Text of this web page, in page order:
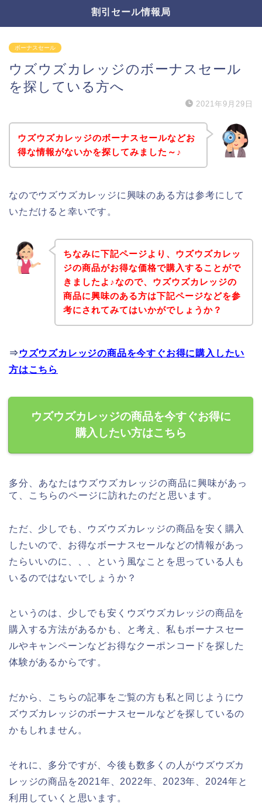
割引セール情報局
ボーナスセール
ウズウズカレッジのボーナスセール
を探している方へ
2021年9月29日
ウズウズカレッジのボーナスセールなどお
得な情報がないかを探してみました～♪
なのでウズウズカレッジに興味のある方は参考にして
いただけると幸いです。
ちなみに下記ページより、ウズウズカレッ
ジの商品がお得な価格で購入することがで
きましたよ♪なので、ウズウズカレッジの
商品に興味のある方は下記ページなどを参
考にされてみてはいかがでしょうか？
⇒ ウズウズカレッジの商品を今すぐお得に購入したい
方はこちら
ウズウズカレッジの商品を今すぐお得に
購入したい方はこちら
多分、あなたはウズウズカレッジの商品に興味があっ
て、こちらのページに訪れたのだと思います。
ただ、少しでも、ウズウズカレッジの商品を安く購入
したいので、お得なボーナスセールなどの情報があっ
たらいいのに、、、という風なことを思っている人も
いるのではないでしょうか？
というのは、少しでも安くウズウズカレッジの商品を
購入する方法があるかも、と考え、私もボーナスセー
ルやキャンペーンなどお得なクーポンコードを探した
体験があるからです。
だから、こちらの記事をご覧の方も私と同じようにウ
ズウズカレッジのボーナスセールなどを探しているの
かもしれません。
それに、多分ですが、今後も数多くの人がウズウズカ
レッジの商品を2021年、2022年、2023年、2024年と
利用していくと思います。